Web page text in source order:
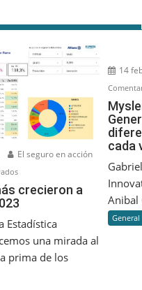
El seguro en acción
en
Ramos
que
a
septiembre
crecieron a
Estadística
una mirada al
prima de los
14
cada
Anibal
General